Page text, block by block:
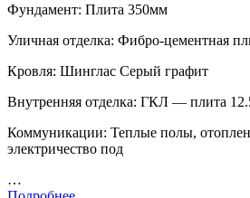
Фундамент: Плита 350мм
Уличная отделка: Фибро-цементная
Кровля: Шинглас Серый графит
Внутренняя отделка: ГКЛ — плита
Коммуникации: Теплые полы,
электричество под
…